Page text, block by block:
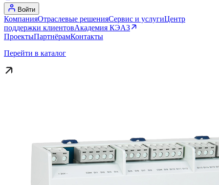
Войти
КомпанияОтраслевые решенияСервис и услугиЦентр
поддержки клиентовАкадемия КЭАЗ
ПроектыПартнёрамКонтакты
Перейти в каталог